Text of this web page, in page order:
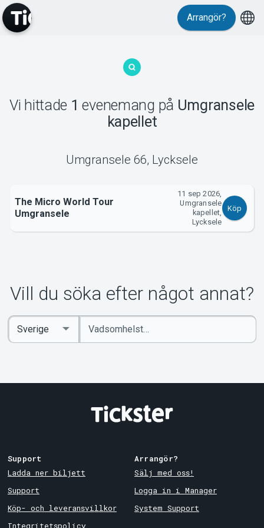
MyTickster
Support
Om Tickster
Arrangör?
Vi hittade 1 evenemang på Umgransele
kapellet
Umgransele 66, Lycksele
The Micro World Tour
Umgransele
11 sep 2026,
Umgransele
kapellet,
Lycksele
Köp
Vill du söka efter något annat?
Ange
sökord
Select
Country
Support
Ladda ner biljett
Support
Köp- och leveransvillkor
Integritetspolicy
Arrangör?
Sälj med oss!
Logga in i Manager
System Support